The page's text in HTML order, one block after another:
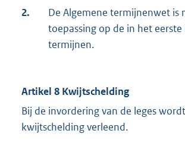
2.
De Algemene termijnenwet is
toepassing op de in het eerste
termijnen.
Artikel 8 Kwijtschelding
Bij de invordering van de leges
kwijtschelding verleend.